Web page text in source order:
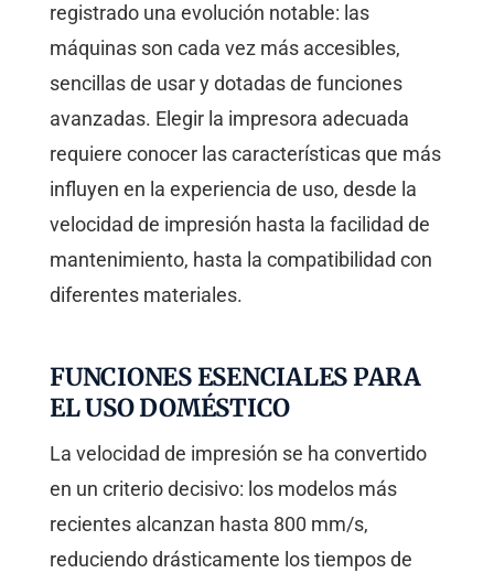
registrado una evolución notable: las
máquinas son cada vez más accesibles,
sencillas de usar y dotadas de funciones
avanzadas. Elegir la impresora adecuada
requiere conocer las características que más
influyen en la experiencia de uso, desde la
velocidad de impresión hasta la facilidad de
mantenimiento, hasta la compatibilidad con
diferentes materiales.
FUNCIONES ESENCIALES PARA
EL USO DOMÉSTICO
La velocidad de impresión se ha convertido
en un criterio decisivo: los modelos más
recientes alcanzan hasta 800 mm/s,
reduciendo drásticamente los tiempos de